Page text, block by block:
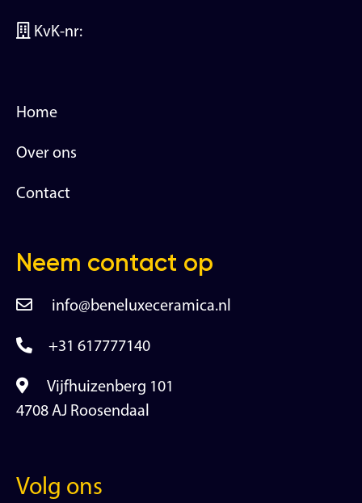
KvK-nr:
Home
Over ons
Contact
Neem contact op
info@beneluxeceramica.nl
+31 617777140
Vijfhuizenberg 101
4708 AJ Roosendaal
Volg ons